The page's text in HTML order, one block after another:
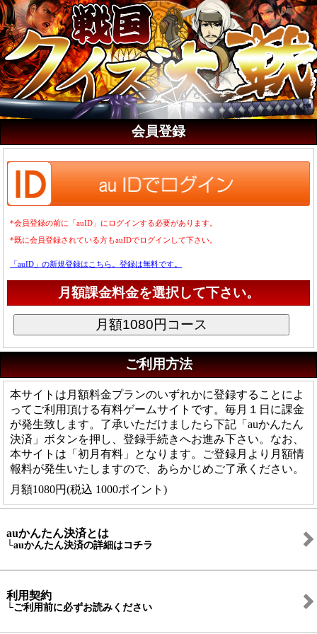
会員登録
*会員登録の前に「auID」にログインする必要があります。
*既に会員登録されている方もauIDでログインして下さい。
「auID」の新規登録はこちら。登録は無料です。
月額課金料金を選択して下さい。
ご利用方法
本サイトは月額料金プランのいずれかに登録することによ
ってご利用頂ける有料ゲームサイトです。毎月１日に課金
が発生致します。了承いただけましたら下記「auかんたん
決済」ボタンを押し、登録手続きへお進み下さい。なお、
本サイトは「初月有料」となります。ご登録月より月額情
報料が発生いたしますので、あらかじめご了承ください。
月額1080円(税込 1000ポイント)
auかんたん決済とは
└auかんたん決済の詳細はコチラ
利用契約
└ご利用前に必ずお読みください